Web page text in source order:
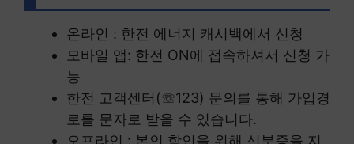
온라인 : 한전 에너지 캐시백에서 신청
모바일 앱: 한전 ON에 접속하셔서 신청 가
능
한전 고객센터(☏123) 문의를 통해 가입경
로를 문자로 받을 수 있습니다.